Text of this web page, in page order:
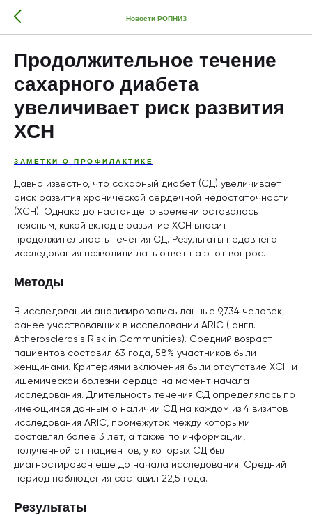
Новости РОПНИЗ
Продолжительное течение
сахарного диабета
увеличивает риск развития
ХСН
ЗАМЕТКИ О ПРОФИЛАКТИКЕ
Давно известно, что сахарный диабет (СД) увеличивает
риск развития хронической сердечной недостаточности
(ХСН). Однако до настоящего времени оставалось
неясным, какой вклад в развитие ХСН вносит
продолжительность течения СД. Результаты недавнего
исследования позволили дать ответ на этот вопрос.
Методы
В исследовании анализировались данные 9,734 человек,
ранее участвовавших в исследовании ARIC ( англ.
Atherosclerosis Risk in Communities). Средний возраст
пациентов составил 63 года, 58% участников были
женщинами. Критериями включения были отсутствие ХСН и
ишемической болезни сердца на момент начала
исследования. Длительность течения СД определялась по
имеющимся данным о наличии СД на каждом из 4 визитов
исследования ARIC, промежуток между которыми
составлял более 3 лет, а также по информации,
полученной от пациентов, у которых СД был
диагностирован еще до начала исследования. Средний
период наблюдения составил 22,5 года.
Результаты